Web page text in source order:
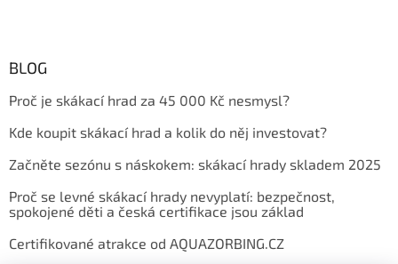
BLOG
Proč je skákací hrad za 45 000 Kč nesmysl?
Kde koupit skákací hrad a kolik do něj investovat?
Začněte sezónu s náskokem: skákací hrady skladem 2025
Proč se levné skákací hrady nevyplatí: bezpečnost,
spokojené děti a česká certifikace jsou základ
Certifikované atrakce od AQUAZORBING.CZ